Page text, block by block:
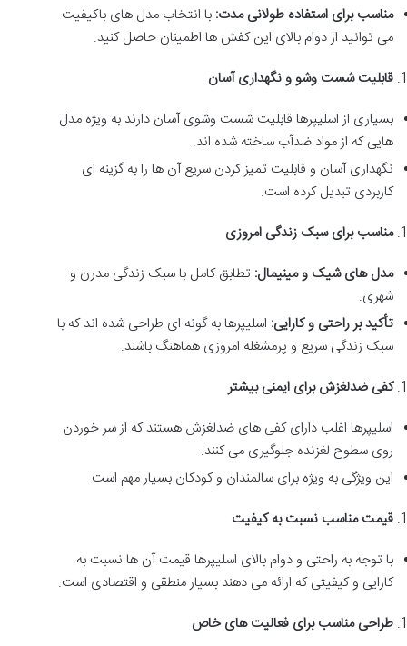
مناسب برای استفاده طولانی مدت: با انتخاب مدل های باکیفیت
می توانید از دوام بالای این کفش ها اطمینان حاصل کنید.
قابلیت شست وشو و نگهداری آسان
بسیاری از اسلیپرها قابلیت شست وشوی آسان دارند به ویژه مدل
هایی که از مواد ضدآب ساخته شده اند.
نگهداری آسان و قابلیت تمیز کردن سریع آن ها را به گزینه ای
کاربردی تبدیل کرده است.
مناسب برای سبک زندگی امروزی
مدل های شیک و مینیمال: تطابق کامل با سبک زندگی مدرن و
شهری.
تأکید بر راحتی و کارایی: اسلیپرها به گونه ای طراحی شده اند که با
سبک زندگی سریع و پرمشغله امروزی هماهنگ باشند.
کفی ضدلغزش برای ایمنی بیشتر
اسلیپرها اغلب دارای کفی های ضدلغزش هستند که از سر خوردن
روی سطوح لغزنده جلوگیری می کنند.
این ویژگی به ویژه برای سالمندان و کودکان بسیار مهم است.
قیمت مناسب نسبت به کیفیت
با توجه به راحتی و دوام بالای اسلیپرها قیمت آن ها نسبت به
کارایی و کیفیتی که ارائه می دهند بسیار منطقی و اقتصادی است.
طراحی مناسب برای فعالیت های خاص